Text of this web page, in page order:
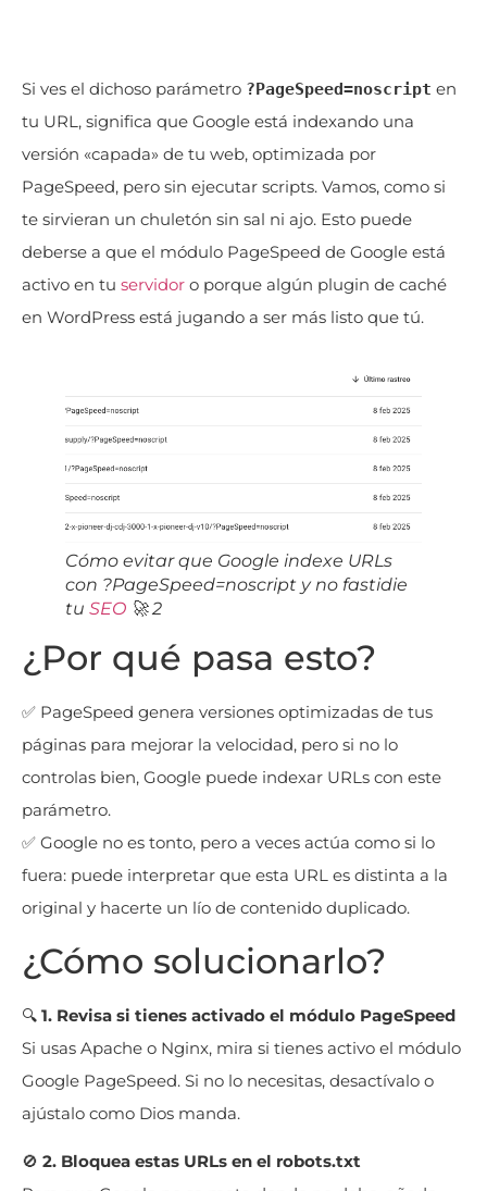
Si ves el dichoso parámetro ?PageSpeed=noscript en
tu URL, significa que Google está indexando una
versión «capada» de tu web, optimizada por
PageSpeed, pero sin ejecutar scripts. Vamos, como si
te sirvieran un chuletón sin sal ni ajo. Esto puede
deberse a que el módulo PageSpeed de Google está
activo en tu servidor o porque algún plugin de caché
en WordPress está jugando a ser más listo que tú.
Cómo evitar que Google indexe URLs
con ?PageSpeed=noscript y no fastidie
tu SEO 🚀 2
¿Por qué pasa esto?
✅ PageSpeed genera versiones optimizadas de tus
páginas para mejorar la velocidad, pero si no lo
controlas bien, Google puede indexar URLs con este
parámetro.
✅ Google no es tonto, pero a veces actúa como si lo
fuera: puede interpretar que esta URL es distinta a la
original y hacerte un lío de contenido duplicado.
¿Cómo solucionarlo?
🔍 1. Revisa si tienes activado el módulo PageSpeed
Si usas Apache o Nginx, mira si tienes activo el módulo
Google PageSpeed. Si no lo necesitas, desactívalo o
ajústalo como Dios manda.
🚫 2. Bloquea estas URLs en el robots.txt